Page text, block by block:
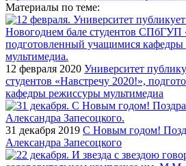
Материалы по теме:
12 февраля 2020 Университет
студентов «Навстречу 2020!»,
кафедры режиссуры мультимедиа
31 декабря 2019 С Новым годом!
Александра Запесоцкого